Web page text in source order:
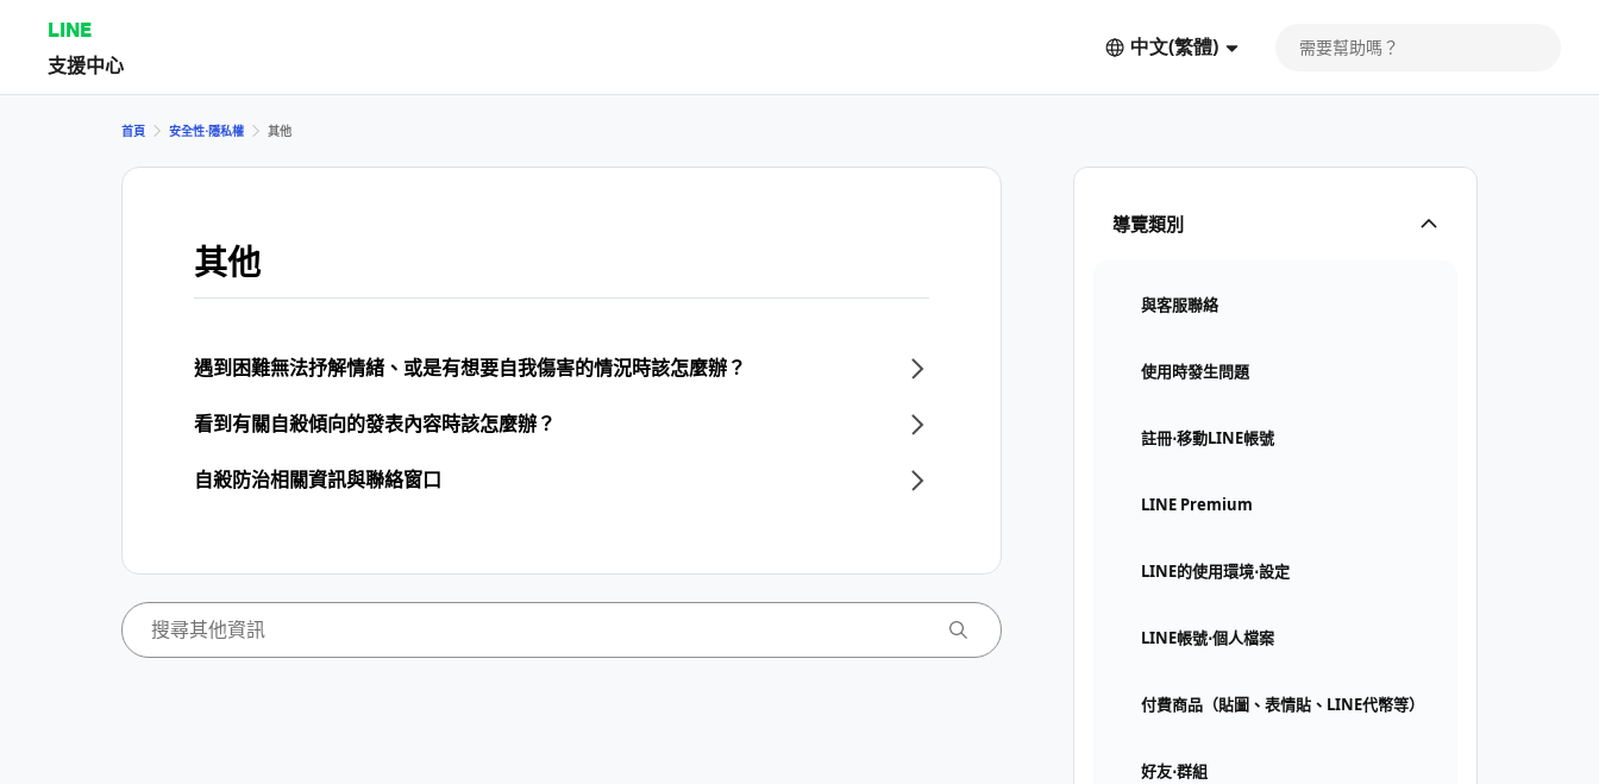
LINE
支援中心
中文(繁體)
導覽類別
與客服聯絡
使用時發生問題
註冊⋅移動LINE帳號
LINE Premium
LINE的使用環境⋅設定
LINE帳號⋅個人檔案
付費商品（貼圖、表情貼、LINE代幣等）
好友⋅群組
首頁 安全性⋅隱私權 其他
其他
遇到困難無法抒解情緒、或是有想要自我傷害的情況時該怎麼辦？
看到有關自殺傾向的發表內容時該怎麼辦？
自殺防治相關資訊與聯絡窗口